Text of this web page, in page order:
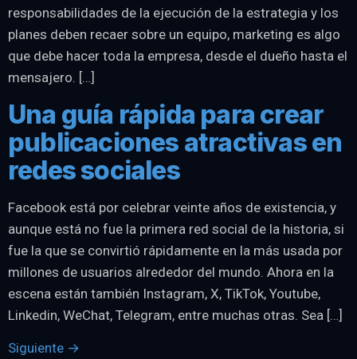
responsabilidades de la ejecución de la estrategia y los
planes deben recaer sobre un equipo, marketing es algo
que debe hacer toda la empresa, desde el dueño hasta el
mensajero. […]
Una guía rápida para crear
publicaciones atractivas en
redes sociales
Facebook está por celebrar veinte años de existencia, y
aunque está no fue la primera red social de la historia, si
fue la que se convirtió rápidamente en la más usada por
millones de usuarios alrededor del mundo. Ahora en la
escena están también Instagram, X, TikTok, Youtube,
Linkedin, WeChat, Telegram, entre muchas otras. Sea […]
Siguiente →